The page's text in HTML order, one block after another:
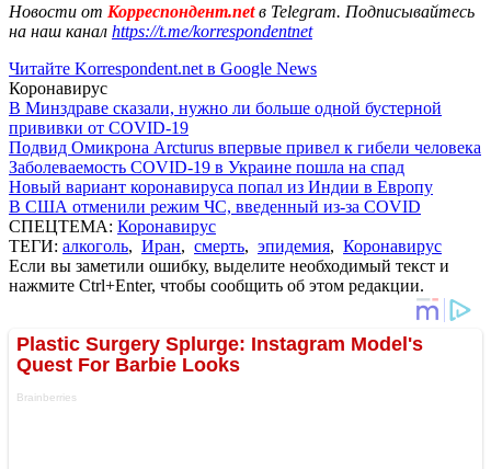
Новости от Корреспондент.netв Telegram. Подписывайтесь
на наш канал https://t.me/korrespondentnet
Читайте Korrespondent.net в Google News
Коронавирус
В Минздраве сказали, нужно ли больше одной бустерной
прививки от COVID-19
Подвид Омикрона Arcturus впервые привел к гибели человека
Заболеваемость COVID-19 в Украине пошла на спад
Новый вариант коронавируса попал из Индии в Европу
В США отменили режим ЧС, введенный из-за COVID
СПЕЦТЕМА: Коронавирус
ТЕГИ: алкоголь, Иран, смерть, эпидемия, Коронавирус
Если вы заметили ошибку, выделите необходимый текст и
нажмите Ctrl+Enter, чтобы сообщить об этом редакции.